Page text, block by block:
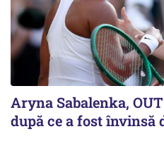
Aryna Sabalenka,
după ce a fost învinsă